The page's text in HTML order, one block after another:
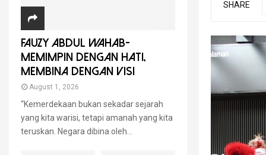
SHARE
FAUZY ABDUL WAHAB-
MEMIMPIN DENGAN HATI,
MEMBINA DENGAN VISI
August 1, 2026
“Kemerdekaan bukan sekadar sejarah
yang kita warisi, tetapi amanah yang kita
teruskan. Negara dibina oleh...